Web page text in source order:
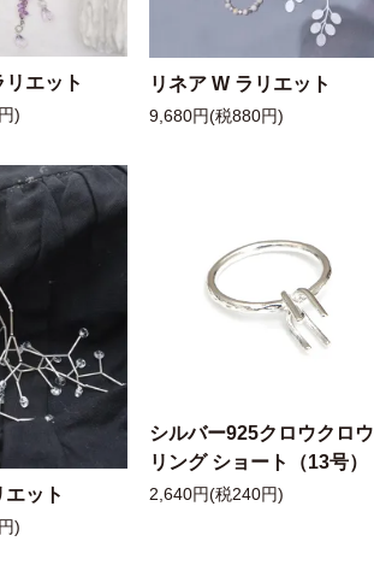
エット
)
リネア W ラリエット
9,680円(税880円)
ット
)
シルバー925クロウクロウ
リング ショート（13号）
2,640円(税240円)